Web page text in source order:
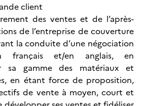
client
des ventes et de l’après-
de l’entreprise de couverture
la conduite d’une négociation
français et/en anglais, en
sa gamme des matériaux et
en étant force de proposition,
de vente à moyen, court et